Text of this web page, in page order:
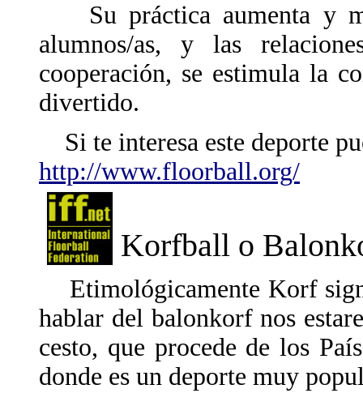
Su práctica aumenta y
alumnos/as, y las
cooperación, se estimula la
divertido.
Si te interesa este deporte
http://www.floorball.org/
Korfball o
Etimológicamente Korf
hablar del balonkorf nos
cesto, que procede de los
donde es un deporte muy